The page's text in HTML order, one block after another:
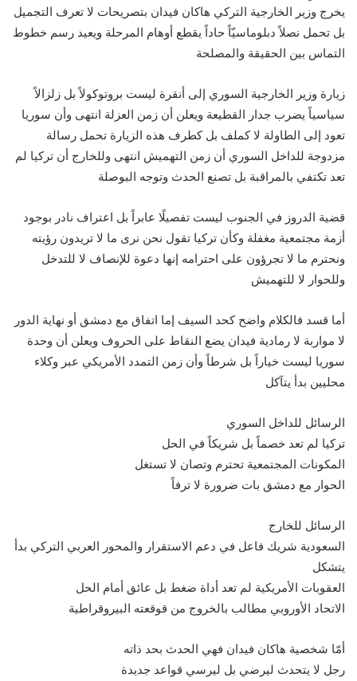
يخرج وزير الخارجية التركي هاكان فيدان بتصريحات لا تعرف التجميل
بل تحمل نصلاً دبلوماسيّاً حاداً يقطع أوهام المرحلة ويعيد رسم خطوط
التماس بين الحقيقة والمصلحة
زيارة وزير الخارجية السوري إلى أنقرة ليست بروتوكولاً بل زلزالاً
سياسياً يضرب جدار القطيعة ويعلن أن زمن العزلة انتهى وأن سوريا
تعود إلى الطاولة لا كملف بل كطرف هذه الزيارة تحمل رسالة
مزدوجة للداخل السوري أن زمن التهميش انتهى وللخارج أن تركيا لم
تعد تكتفي بالمراقبة بل تصنع الحدث وتوجه البوصلة
قضية الدروز في الجنوب ليست تفصيلًا عابراً بل اعتراف نادر بوجود
أزمة مجتمعية مغفلة وكأن تركيا تقول نحن نرى ما لا تريدون رؤيته
ونحترم ما لا تجرؤون على احترامه إنها دعوة للإنصاف لا للتدخل
وللحوار لا للتهميش
أما قسد فالكلام واضح كحد السيف إما اتفاق مع دمشق أو نهاية الدور
لا مواربة لا رمادية فيدان يضع النقاط على الحروف ويعلن أن وحدة
سوريا ليست خياراً بل شرطاً وأن زمن التمدد الأمريكي عبر وكلاء
محليين بدأ يتآكل
الرسائل للداخل السوري
تركيا لم تعد خصماً بل شريكاً في الحل
المكونات المجتمعية تحترم وتصان لا تستغل
الحوار مع دمشق بات ضرورة لا ترفاً
الرسائل للخارج
السعودية شريك فاعل في دعم الاستقرار والمحور العربي التركي بدأ
يتشكل
العقوبات الأمريكية لم تعد أداة ضغط بل عائق أمام الحل
الاتحاد الأوروبي مطالب بالخروج من قوقعته البيروقراطية
أمّا شخصية هاكان فيدان فهي الحدث بحد ذاته
رجل لا يتحدث ليرضي بل ليرسي قواعد جديدة